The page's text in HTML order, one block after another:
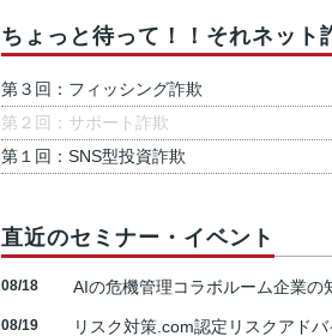
ちょっと待って！！それネット
第３回：フィッシング詐欺
第２回：サポート詐欺
第１回：SNS型投資詐欺
直近のセミナー・イベント
08/18 AIの危機管理コラボルーム企業
08/19 リスク対策.com認定リスクアド